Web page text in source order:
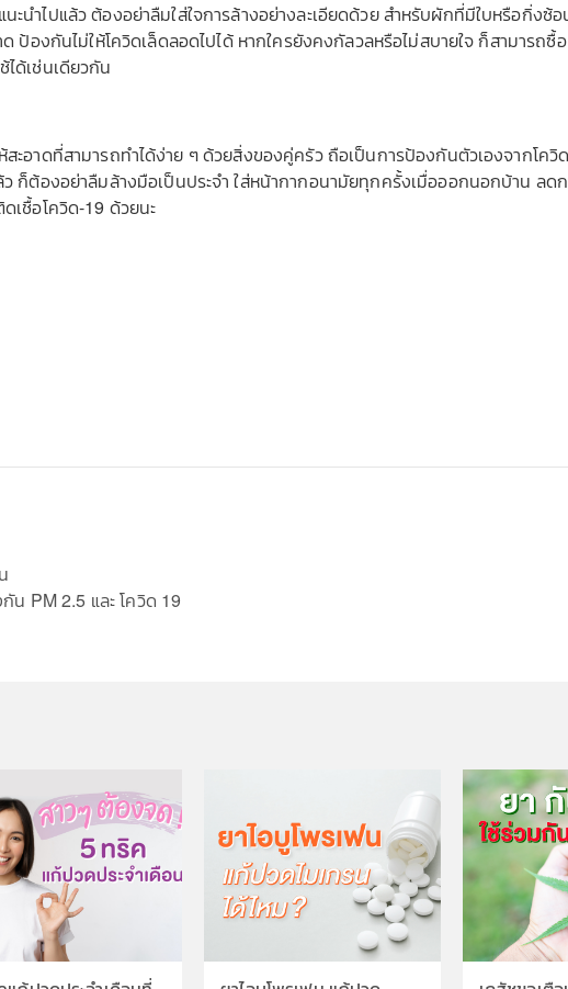
ะนำไปแล้ว ต้องอย่าลืมใส่ใจการล้างอย่างละเอียดด้วย สำหรับผักที่มีใบหรือกิ่งซ้
ป้องกันไม่ให้โควิดเล็ดลอดไปได้ หากใครยังคงกัลวลหรือไม่สบายใจ ก็สามารถซื้อ
ได้เช่นเดียวกัน
ะอาดที่สามารถทำได้ง่าย ๆ ด้วยสิ่งของคู่ครัว ถือเป็นการป้องกันตัวเองจากโควิ
ก็ต้องอย่าลืมล้างมือเป็นประจำ ใส่หน้ากากอนามัยทุกครั้งเมื่อออกนอกบ้าน ลด
เชื้อโควิด-19 ด้วยนะ
น PM 2.5 และ โควิด 19